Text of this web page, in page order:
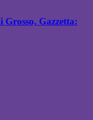
Grosso, Gazzetta: